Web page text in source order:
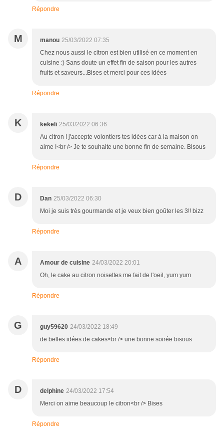
Répondre
M manou 25/03/2022 07:35
Chez nous aussi le citron est bien utilisé en ce moment en
cuisine :) Sans doute un effet fin de saison pour les autres
fruits et saveurs...Bises et merci pour ces idées
Répondre
K kekeli 25/03/2022 06:36
Au citron ! j'accepte volontiers tes idées car à la maison on
aime !<br /> Je te souhaite une bonne fin de semaine. Bisous
Répondre
D Dan 25/03/2022 06:30
Moi je suis très gourmande et je veux bien goûter les 3!! bizz
Répondre
A Amour de cuisine 24/03/2022 20:01
Oh, le cake au citron noisettes me fait de l'oeil, yum yum
Répondre
G guy59620 24/03/2022 18:49
de belles idées de cakes<br /> une bonne soirée bisous
Répondre
D delphine 24/03/2022 17:54
Merci on aime beaucoup le citron<br /> Bises
Répondre